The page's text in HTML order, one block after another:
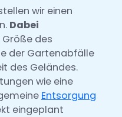
wir einen
Dabei
des
der Gartenabfälle
des Geländes.
wie eine
Entsorgung
eingeplant